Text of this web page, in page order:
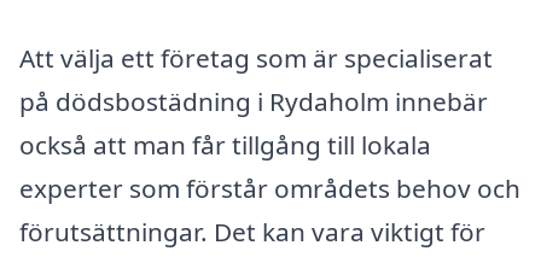
Att välja ett företag som är specialiserat
på dödsbostädning i Rydaholm innebär
också att man får tillgång till lokala
experter som förstår områdets behov och
förutsättningar. Det kan vara viktigt för